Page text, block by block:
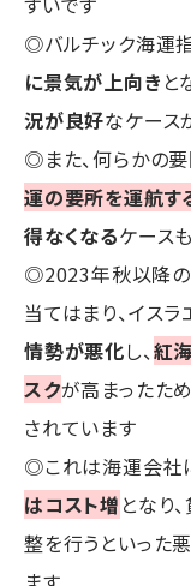
◎バルチック海運
に景気が上向き と
況が良好なケース
◎また、何らかの
運の要所を運航す
得なくなるケース
◎2023年秋以降の
当てはまり、イス
情勢が悪化し、紅
スクが高まったた
されています
◎これは海運会社
はコスト増 となり
整を行うといった